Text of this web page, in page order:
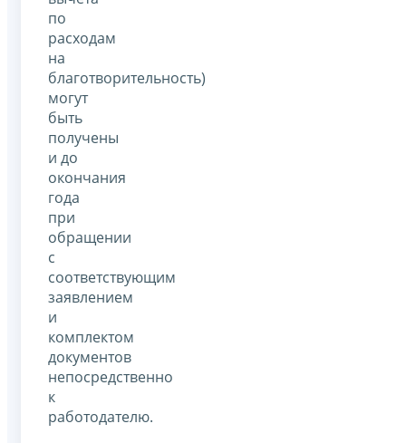
по
расходам
на
благотворительность)
могут
быть
получены
и до
окончания
года
при
обращении
с
соответствующим
заявлением
и
комплектом
документов
непосредственно
к
работодателю.